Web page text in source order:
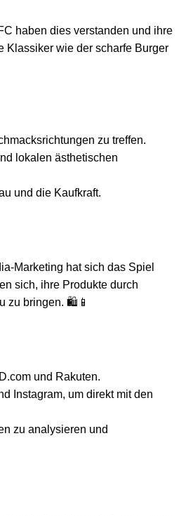
haben dies verstanden und ihre
Klassiker wie der scharfe Burger
zu treffen.
lokalen ästhetischen
und die Kaufkraft.
Marketing hat sich das Spiel
sich, ihre Produkte durch
zu bringen. 🛍️📱
und Rakuten.
Instagram, um direkt mit den
zu analysieren und